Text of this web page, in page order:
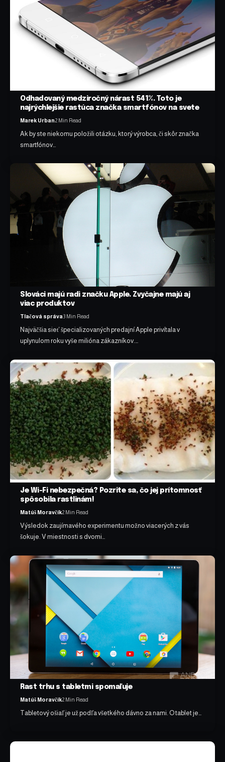
Odhadovaný medziročný nárast 541%. Toto je
najrýchlejšie rastúca značka smartfónov na svete
Marek Urban2 Min Read
Ak by ste niekomu položili otázku, ktorý výrobca, či skôr značka
smartfónov…
Slováci majú radi značku Apple. Zvyčajne majú aj
viac produktov
Tlačová správa3 Min Read
Najväčšia sieť špecializovaných predajní Apple privítala v
uplynulom roku vyše milióna zákazníkov.…
Je Wi-Fi nebezpečná? Pozrite sa, čo jej prítomnosť
spôsobila rastlinám!
Matúš Moravčík2 Min Read
Výsledok zaujímavého experimentu možno viacerých z vás
šokuje. V miestnosti s dvomi…
Rast trhu s tabletmi spomaľuje
Matúš Moravčík2 Min Read
Tabletový ošiaľ je už podľa všetkého dávno za nami. O tablet je…